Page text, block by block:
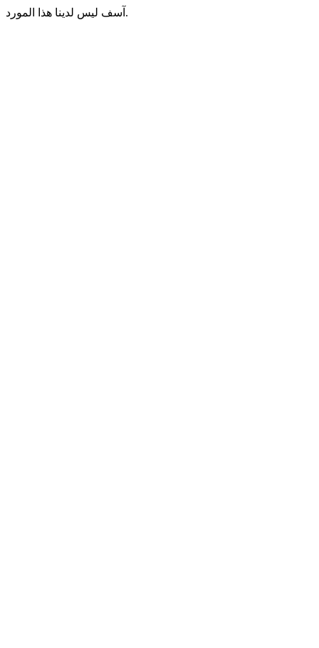
آسف ليس لدينا هذا المورد.